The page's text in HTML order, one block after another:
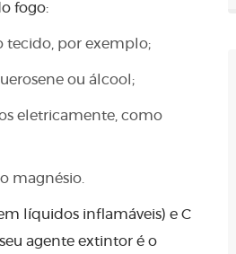
fogo:
tecido, por exemplo;
ou álcool;
eletricamente, como
magnésio.
líquidos inflamáveis) e C
agente extintor é o